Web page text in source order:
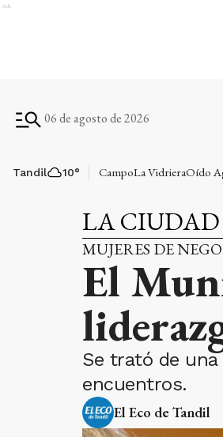
Ads
06 de agosto de 2026
Tandil 10° CampoLa VidrieraOído
LA CIUDAD
MUJERES DE
El
Se trató de
encuentros.
El Eco de Tandil